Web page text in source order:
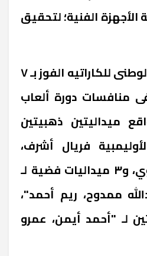
الفنية؛ لتحقيق
واستطاع المنتخب الوطنى للكاراتيه الفوز بـ ٧
منافسات دورة ألعاب
ميداليتين ذهبيتين
فريال أشرف،
واللاعب يوسف بدوي، و٣ ميداليات فضية لـ
ممدوح، ريم أحمد"،
لـ "أحمد أيمن، عمرو